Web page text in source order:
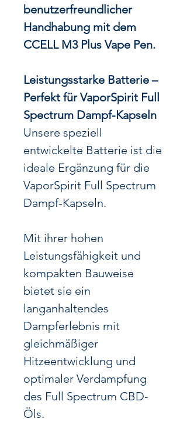
benutzerfreundlicher
Handhabung mit dem
CCELL M3 Plus Vape Pen.
Leistungsstarke Batterie –
Perfekt für VaporSpirit Full
Spectrum Dampf-Kapseln
Unsere speziell
entwickelte Batterie ist die
ideale Ergänzung für die
VaporSpirit Full Spectrum
Dampf-Kapseln.
Mit ihrer hohen
Leistungsfähigkeit und
kompakten Bauweise
bietet sie ein
langanhaltendes
Dampferlebnis mit
gleichmäßiger
Hitzeentwicklung und
optimaler Verdampfung
des Full Spectrum CBD-
Öls.